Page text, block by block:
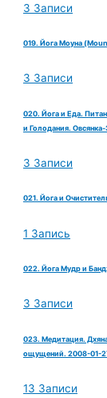
3 Записи
019. Йога Моуна
3 Записи
020. Йога и Еда.
и Голодания. Овсянка-
3 Записи
021. Йога и
1 Запись
022. Йога Мудр и
3 Записи
023. Медитация.
ощущений. 2008-01-
13 Записи